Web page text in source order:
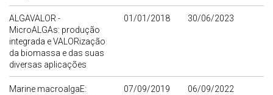
ALGAVALOR -
MicroALGAs: produção
integrada e VALORização
da biomassa e das suas
diversas aplicações
01/01/2018 30/06/2023
Marine macroalgaE:
07/09/2019 06/09/2022